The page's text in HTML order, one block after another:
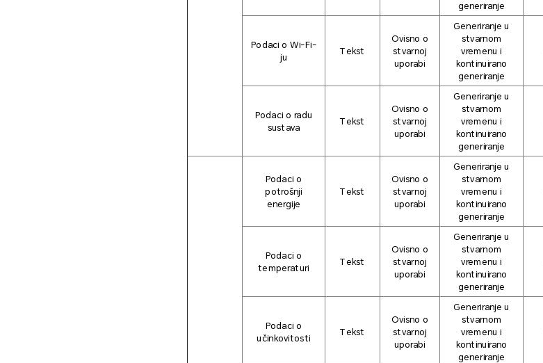
generiranje
Podaci o Wi-Fi-
ju
Tekst
Ovisno o
stvarnoj
uporabi
Generiranje u
stvarnom
vremenu i
kontinuirano
generiranje
Podaci o radu
sustava
Tekst
Ovisno o
stvarnoj
uporabi
Generiranje u
stvarnom
vremenu i
kontinuirano
generiranje
Podaci o
potrošnji
energije
Tekst
Ovisno o
stvarnoj
uporabi
Generiranje u
stvarnom
vremenu i
kontinuirano
generiranje
Podaci o
temperaturi
Tekst
Ovisno o
stvarnoj
uporabi
Generiranje u
stvarnom
vremenu i
kontinuirano
generiranje
Podaci o
učinkovitosti
Tekst
Ovisno o
stvarnoj
uporabi
Generiranje u
stvarnom
vremenu i
kontinuirano
generiranje